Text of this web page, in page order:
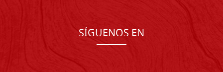
SÍGUENOS EN